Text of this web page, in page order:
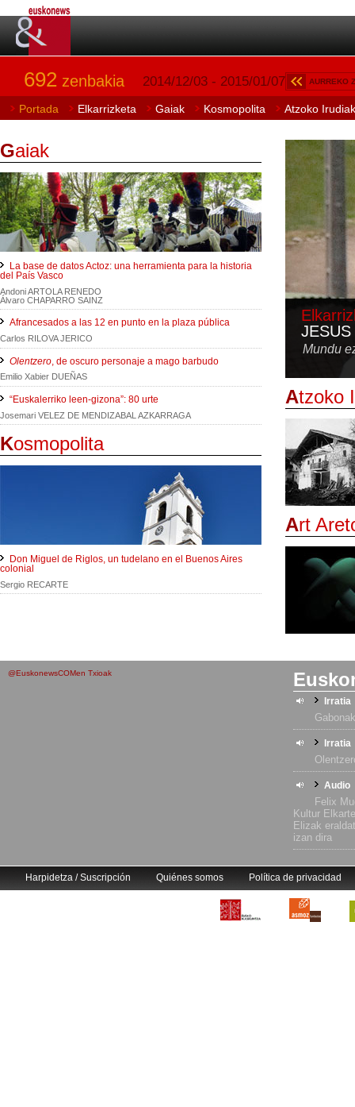
692 zenbakia 2014/12/03 - 2015/01/07 AURREKO
Portada Elkarrizketa Gaiak Kosmopolita Atzoko Irudiak
Gaiak
La base de datos Actoz: una herramienta para la historia
del País Vasco
Andoni ARTOLA RENEDO
Álvaro CHAPARRO SAINZ
Afrancesados a las 12 en punto en la plaza pública
Carlos RILOVA JERICO
Olentzero , de oscuro personaje a mago barbudo
Emilio Xabier DUEÑAS
“Euskalerriko leen-gizona”: 80 urte
Josemari VELEZ DE MENDIZABAL AZKARRAGA
Kosmopolita
Don Miguel de Riglos, un tudelano en el Buenos Aires
colonial
Sergio RECARTE
Mundu
Atzoko
Art
@EuskonewsCOMen Txioak
Irratia
Gabonak
Irratia
Audio
Felix
Kultur
Elizak
izan dira
Harpidetza / Suscripción Quiénes somos Política de privacidad